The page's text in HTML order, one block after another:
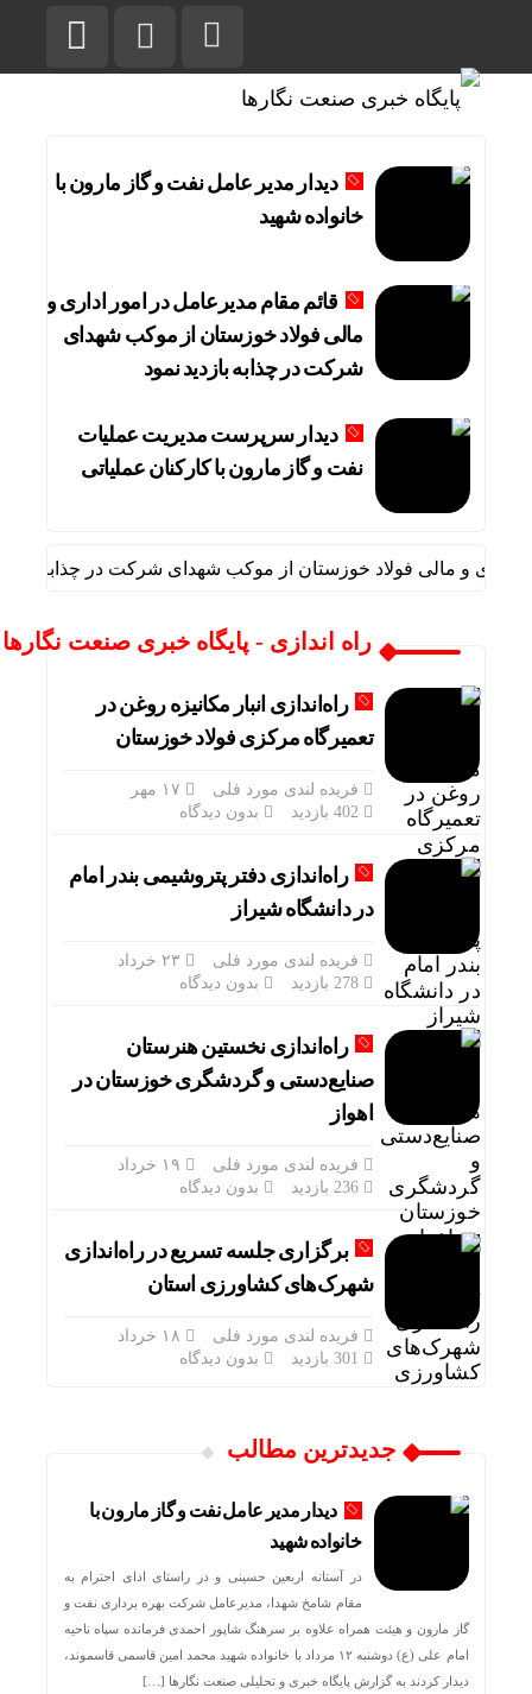
دیدار مدیر عامل نفت و گاز مارون با
خانواده شهید
قائم مقام مدیرعامل در امور اداری و
مالی فولاد خوزستان از موکب شهدای
شرکت در چذابه بازدید نمود
دیدار سرپرست مدیریت عملیات
نفت و گاز مارون با کارکنان عملیاتی
و مالی فولاد خوزستان از موکب شهدای شرکت در چذابه بازدید
راه اندازی - پایگاه خبری صنعت نگارها
راه‌اندازی انبار مکانیزه روغن در
تعمیرگاه مرکزی فولاد خوزستان
فریده لندی مورد فلی
بدون دیدگاه
راه‌اندازی دفتر پتروشیمی بندر امام
در دانشگاه شیراز
فریده لندی مورد فلی
بدون دیدگاه
راه‌اندازی نخستین هنرستان
صنایع‌دستی و گردشگری خوزستان در
اهواز
فریده لندی مورد فلی
بدون دیدگاه
برگزاری جلسه تسریع در راه‌اندازی
شهرک‌های کشاورزی استان
فریده لندی مورد فلی
بدون دیدگاه
جدیدترین مطالب
دیدار مدیر عامل نفت و گاز مارون با
خانواده شهید
در آستانه اربعین حسینی و در راستای ادای احترام به
مقام شامخ شهدا، مدیرعامل شرکت بهره برداری نفت و
گاز مارون و هیئت همراه علاوه بر سرهنگ شاپور احمدی فرمانده سپاه ناحیه
امام علی (ع) دوشنبه ۱۲ مرداد با خانواده شهید محمد امین قاسمی قاسموند،
دیدار کردند به گزارش پایگاه خبری و تحلیلی صنعت نگارها […]